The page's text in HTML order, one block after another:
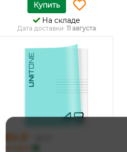
Купить
На складе
Дата доставки: 11 августа
84 ₽
по карте